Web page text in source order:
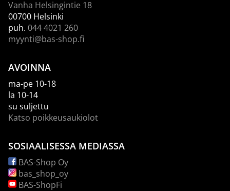
Vanha Helsingintie 18
00700 Helsinki
puh. 044 4021 260
myynti@bas-shop.fi
AVOINNA
ma-pe 10-18
la 10-14
su suljettu
Katso poikkeusaukiolot
SOSIAALISESSA MEDIASSA
BAS-Shop Oy
bas_shop_oy
BAS-ShopFi